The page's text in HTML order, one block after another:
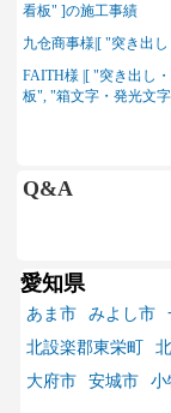
看板" ]の施工事績
九仓商事様|[ "突き出
FAITH様 |[ "突き出し
板", "箱文字・発光文
Q&A
愛知県
あま市 みよし市
北設楽郡東栄町
大府市
安城市 小